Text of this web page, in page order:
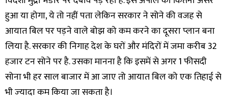
हुआ या होगा, ये तो नहीं पता लेकिन सरकार ने सोने की वजह से
आयात बिल पर पड़ने वाले बोझ को कम करने का दूसरा प्‍लान बना
लिया है. सरकार की न‍िगाह देश के घरों और मंदिरों में जमा करीब 32
हजार टन सोने पर है. उसका मानना है कि इसमें से अगर 1 फीसदी
सोना भी हर साल बाजार में आ जाए तो आयात बिल को एक तिहाई से
भी ज्‍यादा कम किया जा सकता है।